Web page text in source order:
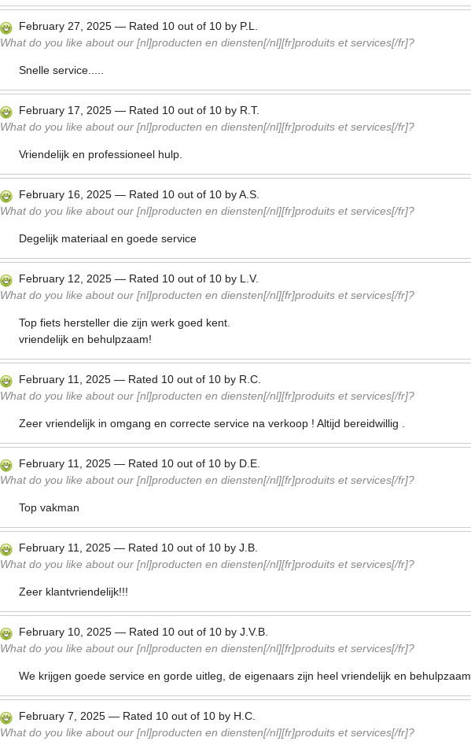
February 27, 2025 — Rated 10 out of 10 by P.L.
What do you like about our [nl]producten en diensten[/nl][fr]produits et services[/fr]?
Snelle service.....
February 17, 2025 — Rated 10 out of 10 by R.T.
What do you like about our [nl]producten en diensten[/nl][fr]produits et services[/fr]?
Vriendelijk en professioneel hulp.
February 16, 2025 — Rated 10 out of 10 byA.S.
What do you like about our [nl]producten en diensten[/nl][fr]produits et services[/fr]?
Degelijk materiaal en goede service
February 12, 2025 — Rated 10 out of 10 by L.V.
What do you like about our [nl]producten en diensten[/nl][fr]produits et services[/fr]?
Top fiets hersteller die zijn werk goed kent.
vriendelijk en behulpzaam!
February 11, 2025 — Rated 10 out of 10 by R.C.
What do you like about our [nl]producten en diensten[/nl][fr]produits et services[/fr]?
Zeer vriendelijk in omgang en correcte service na verkoop ! Altijd bereidwillig .
February 11, 2025 — Rated 10 out of 10 by D.E.
What do you like about our [nl]producten en diensten[/nl][fr]produits et services[/fr]?
Top vakman
February 11, 2025 — Rated 10 out of 10 by J.B.
What do you like about our [nl]producten en diensten[/nl][fr]produits et services[/fr]?
Zeer klantvriendelijk!!!
February 10, 2025 — Rated 10 out of 10 by J.V.B.
What do you like about our [nl]producten en diensten[/nl][fr]produits et services[/fr]?
We krijgen goede service en gorde uitleg, de eigenaars zijn heel vriendelijk en behulpzaam.
February 7, 2025 — Rated 10 out of 10 by H.C.
What do you like about our [nl]producten en diensten[/nl][fr]produits et services[/fr]?